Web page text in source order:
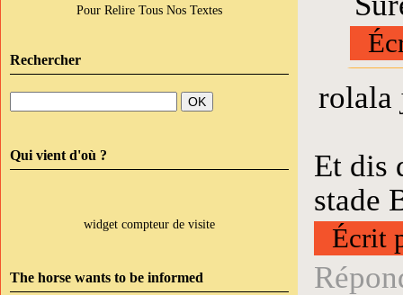
Pour Relire Tous Nos Textes
Rechercher
Qui vient d'où ?
widget compteur de visite
The horse wants to be informed
rolala
Et dis
stade
Écrit